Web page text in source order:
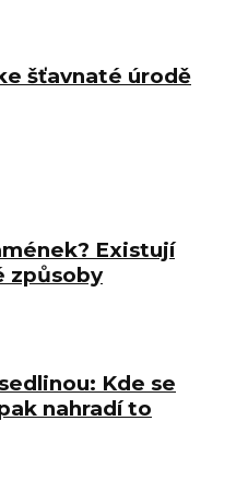
šťavnaté úrodě
Existují
způsoby
Kde se
nahradí to